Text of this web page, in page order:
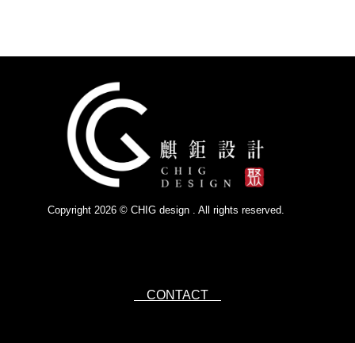
Copyright 2026 © CHIG design . All rights reserved.
CONTACT